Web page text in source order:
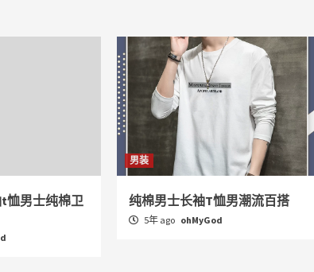
恤男士纯棉卫
男装
纯棉男士长袖T恤男潮流百搭
5年 ago ohMyGod